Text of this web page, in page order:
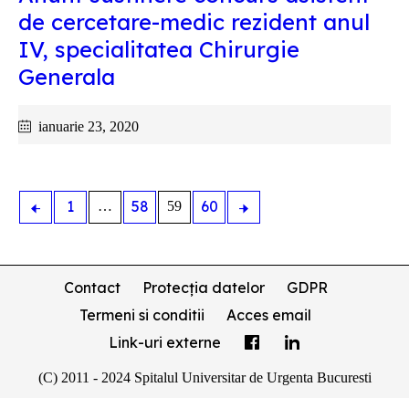
de cercetare-medic rezident anul
IV, specialitatea Chirurgie
Generala
ianuarie 23, 2020
1 … 58 59 60
Contact Protecția datelor
GDPR
Termeni si conditii
Acces email
Link-uri externe
(C) 2011 - 2024 Spitalul Universitar de Urgenta Bucuresti